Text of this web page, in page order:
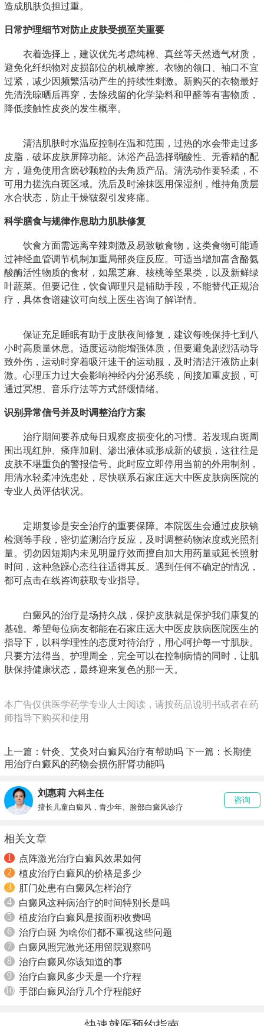
造成肌肤负担过重。
日常护理细节对防止皮肤受损至关重要
衣着选择上，建议优先考虑纯棉、真丝等天然透气材质，
避免化纤织物对皮损部位的机械摩擦。衣物的领口、袖口不宜
过紧，减少因频繁活动产生的持续性刺激。新购买的衣物最好
先清洗晾晒后再穿，去除残留的化学染料和甲醛等有害物质，
降低接触性皮炎的发生概率。
清洁肌肤时水温应控制在温和范围，过热的水会带走过多
皮脂，破坏皮肤屏障功能。沐浴产品选择弱酸性、无香精的配
方，避免使用含磨砂颗粒的去角质产品。清洗动作要轻柔，不
可用力搓洗白斑区域。洗后及时涂抹医用保湿剂，维持角质层
水合状态，防止干燥皲裂引发疼痛。
科学膳食与规律作息助力肌肤修复
饮食方面需远离辛辣刺激及易致敏食物，这类食物可能通
过神经血管调节机制加重局部炎症反应。可适当增加富含酪氨
酸酶活性物质的食材，如黑芝麻、核桃等坚果类，以及新鲜绿
叶蔬菜。但要记住，饮食调理只是辅助手段，不能替代正规治
疗，具体食谱建议可向线上医生咨询了解详情。
保证充足睡眠有助于皮肤夜间修复，建议每晚保持七到八
小时高质量休息。适度运动能增强体质，但要避免剧烈活动导
致外伤，运动时穿着吸汗速干的运动服，及时清洁汗液防止刺
激。心理压力过大会影响神经内分泌系统，间接加重皮损，可
通过冥想、音乐疗法等方式舒缓情绪。
识别异常信号并及时调整治疗方案
治疗期间要养成每日观察皮损变化的习惯。若发现白斑周
围出现红肿、瘙痒加剧、渗出液体或形成新的破损，这往往是
皮肤不堪重负的警报信号。此时应立即停用当前的外用制剂，
用清水轻柔冲洗患处，尽快联系石家庄远大中医皮肤病医院的
专业人员评估状况。
定期复诊是安全治疗的重要保障。本院医生会通过皮肤镜
检测等手段，密切监测治疗反应，及时调整药物浓度或光照剂
量。切勿因短期内未见明显疗效而擅自加大用药量或延长照射
时间，这种急躁心态往往适得其反。遇到任何不确定的情况，
都可点击在线咨询获取专业指导。
白癜风的治疗是场持久战，保护皮肤就是保护我们康复的
基础。希望每位病友都能在石家庄远大中医皮肤病医院医生的
指导下，以科学理性的态度对待治疗，用心呵护每一寸肌肤。
只要方法得当、护理周全，完全可以在控制病情的同时，让肌
肤保持健康状态，最终迎来复色的那一天。
本广告仅供医学药学专业人士阅读，请按药品说明书或者在药
师指导下购买和使用
上一篇： 针灸、艾灸对白癜风治疗有帮助吗 下一篇： 长期使
用治疗白癜风的药物会损伤肝肾功能吗
刘惠莉 六科主任
擅长儿童白癜风，青少年、脸部白癜风诊疗
咨询
相关文章
1
点阵激光治疗白癜风效果如何
2
植皮治疗白癜风的价格是多少
3
肛门处患有白癜风怎样治疗
4
白癜风这种病治疗的时间特别长是吗
5
植皮治疗白癜风是按面积收费吗
6
治疗白斑 为啥你们都不重视这些问题
7
白癜风照完激光还用留院观察吗
8
治疗白癜风你该知道的事
9
治疗白癜风多少天是一个疗程
10 手部白癜风治疗几个疗程能好